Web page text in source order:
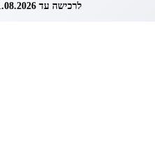
לרכישה עד 31.08.2026